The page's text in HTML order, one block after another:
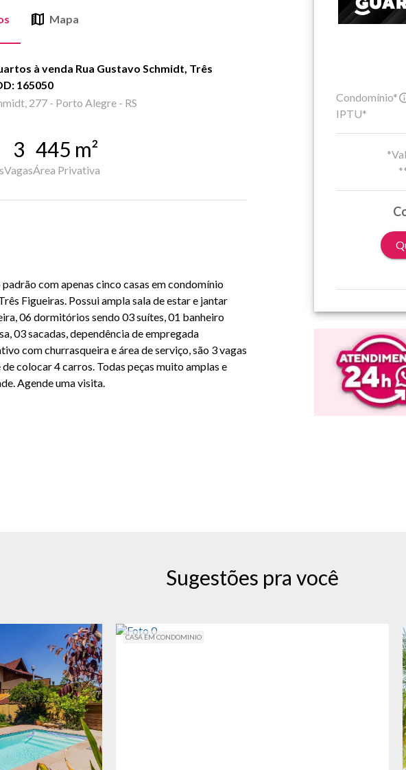
Mapa
à venda Rua Gustavo Schmidt, Três
165050
277 - Porto Alegre - RS
3
Vagas
445 m²
Área Privativa
com apenas cinco casas em condomínio
Figueiras. Possui ampla sala de estar e jantar
06 dormitórios sendo 03 suítes, 01 banheiro
03 sacadas, dependência de empregada
com churrasqueira e área de serviço, são 3 vagas
colocar 4 carros. Todas peças muito amplas e
Agende uma visita.
Condomínio*
IPTU*
Sugestões pra você
CASA EM CONDOMINIO